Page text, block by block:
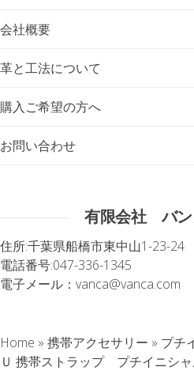
会社概要
革と工法について
購入ご希望の方へ
お問い合わせ
有限会社 バン
住所:千葉県船橋市東中山1-23-24
電話番号:047-336-1345
電子メール： vanca@vanca.com
Home » 携帯アクセサリー » プチ
Ｕ 携帯ストラップ プチイニシ